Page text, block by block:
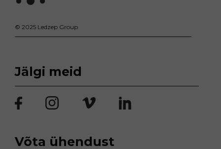
© 2025 Ledzep Group
Jälgi meid
Võta ühendust